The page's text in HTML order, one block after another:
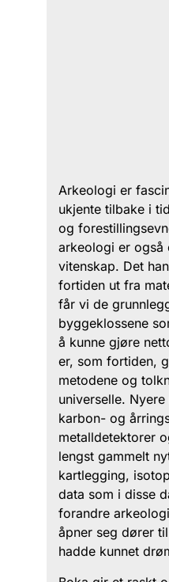
Arkeologi er
ukjente tilbake i
og
arkeologi er også
vitenskap. Det
fortiden ut fra
får vi de
byggeklossene
å kunne gjøre
er, som fortiden,
metodene og
universelle.
karbon- og
metalldetektorer
lengst gammelt
kartlegging,
data som i disse
forandre
åpner seg dører
hadde kunnet